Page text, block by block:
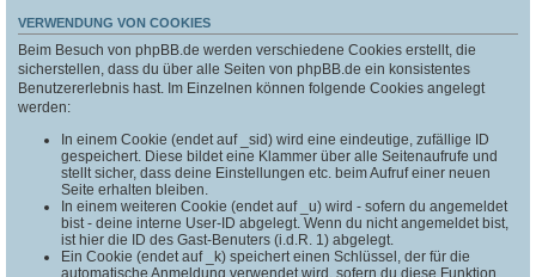
VERWENDUNG VON COOKIES
Beim Besuch von phpBB.de werden verschiedene Cookies erstellt, die
sicherstellen, dass du über alle Seiten von phpBB.de ein konsistentes
Benutzererlebnis hast. Im Einzelnen können folgende Cookies angelegt
werden:
In einem Cookie (endet auf _sid) wird eine eindeutige, zufällige ID
gespeichert. Diese bildet eine Klammer über alle Seitenaufrufe und
stellt sicher, dass deine Einstellungen etc. beim Aufruf einer neuen
Seite erhalten bleiben.
In einem weiteren Cookie (endet auf _u) wird - sofern du angemeldet
bist - deine interne User-ID abgelegt. Wenn du nicht angemeldet bist,
ist hier die ID des Gast-Benuters (i.d.R. 1) abgelegt.
Ein Cookie (endet auf _k) speichert einen Schlüssel, der für die
automatische Anmeldung verwendet wird, sofern du diese Funktion